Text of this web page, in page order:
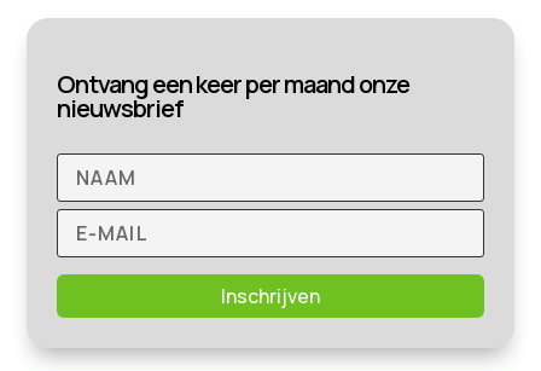
Ontvang een keer per maand onze
nieuwsbrief
Inschrijven